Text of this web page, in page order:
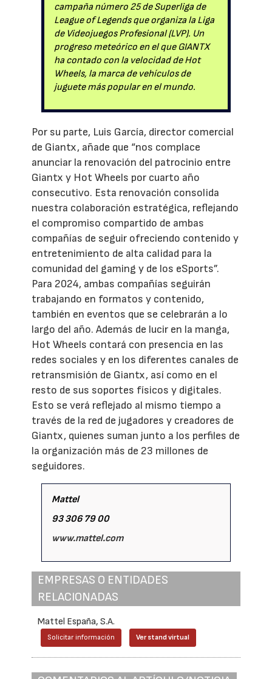
campaña número 25 de Superliga de
League of Legends que organiza la Liga
de Videojuegos Profesional (LVP). Un
progreso meteórico en el que GIANTX
ha contado con la velocidad de Hot
Wheels, la marca de vehículos de
juguete más popular en el mundo.
Por su parte, Luis García, director comercial
de Giantx, añade que “nos complace
anunciar la renovación del patrocinio entre
Giantx y Hot Wheels por cuarto año
consecutivo. Esta renovación consolida
nuestra colaboración estratégica, reflejando
el compromiso compartido de ambas
compañías de seguir ofreciendo contenido y
entretenimiento de alta calidad para la
comunidad del gaming y de los eSports”.
Para 2024, ambas compañías seguirán
trabajando en formatos y contenido,
también en eventos que se celebrarán a lo
largo del año. Además de lucir en la manga,
Hot Wheels contará con presencia en las
redes sociales y en los diferentes canales de
retransmisión de Giantx, así como en el
resto de sus soportes físicos y digitales.
Esto se verá reflejado al mismo tiempo a
través de la red de jugadores y creadores de
Giantx, quienes suman junto a los perfiles de
la organización más de 23 millones de
seguidores.
Mattel
93 306 79 00
www.mattel.com
EMPRESAS O ENTIDADES
RELACIONADAS
Mattel España, S.A.
Solicitar información Ver stand virtual